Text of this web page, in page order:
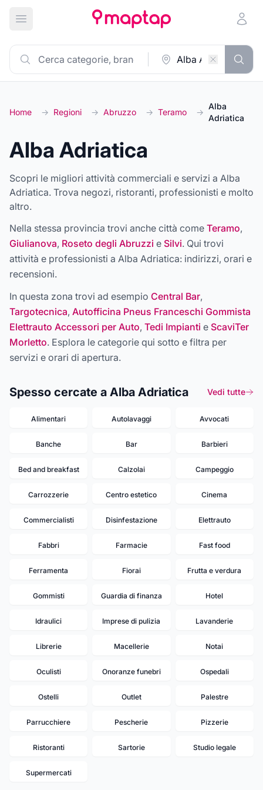
Apri menu principale
Home → Regioni → Abruzzo → Teramo →
Alba
Adriatica
Alba Adriatica
Scopri le migliori attività commerciali e servizi a Alba
Adriatica. Trova negozi, ristoranti, professionisti e molto
altro.
Nella stessa provincia trovi anche città come Teramo,
Giulianova, Roseto degli Abruzzi e Silvi. Qui trovi
attività e professionisti a Alba Adriatica: indirizzi, orari e
recensioni.
In questa zona trovi ad esempio Central Bar,
Targotecnica, Autofficina Pneus Franceschi Gommista
Elettrauto Accessori per Auto, Tedi Impianti e ScaviTer
Morletto. Esplora le categorie qui sotto e filtra per
servizi e orari di apertura.
Spesso cercate a Alba Adriatica Vedi tutte
Alimentari Autolavaggi Avvocati
Banche Bar Barbieri
Bed and breakfast Calzolai Campeggio
Carrozzerie Centro estetico Cinema
Commercialisti Disinfestazione Elettrauto
Fabbri Farmacie Fast food
Ferramenta Fiorai Frutta e verdura
Gommisti Guardia di finanza Hotel
Idraulici Imprese di pulizia Lavanderie
Librerie Macellerie Notai
Oculisti Onoranze funebri Ospedali
Ostelli Outlet Palestre
Parrucchiere Pescherie Pizzerie
Ristoranti Sartorie Studio legale
Supermercati